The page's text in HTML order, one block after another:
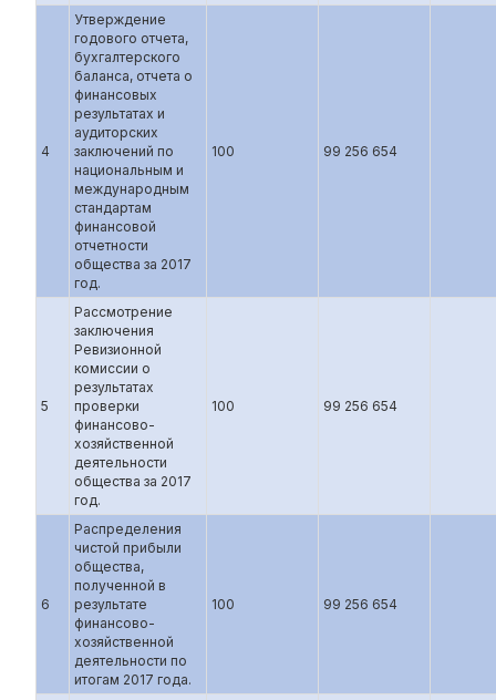
4
Утверждение
годового отчета,
бухгалтерского
баланса, отчета о
финансовых
результатах и
аудиторских
заключений по
национальным и
международным
стандартам
финансовой
отчетности
общества за 2017
год.
100 99 256 654
5
Рассмотрение
заключения
Ревизионной
комиссии о
результатах
проверки
финансово-
хозяйственной
деятельности
общества за 2017
год.
100 99 256 654
6
Распределения
чистой прибыли
общества,
полученной в
результате
финансово-
хозяйственной
деятельности по
итогам 2017 года.
100 99 256 654